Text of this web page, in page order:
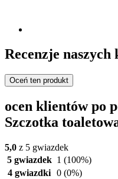
Recenzje naszych
Oceń ten produkt
ocen klientów po
Szczotka
5,0 z 5 gwiazdek
5 gwiazdek 1 (100%)
4 gwiazdki 0 (0%)